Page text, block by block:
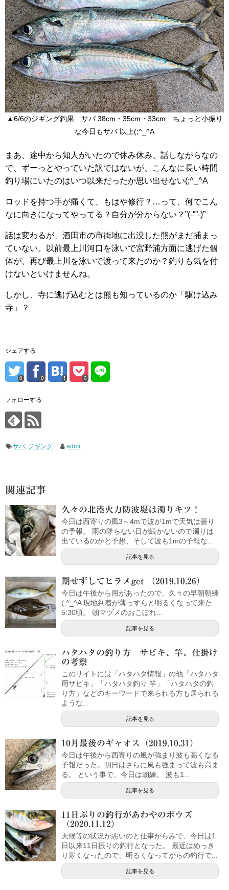
▲6/6のジギング釣果 サバ 38cm・35cm・33cm ちょっと小振り
な今日もサバ 以上(;^_^A
まあ、途中から知人がいたので休み休み、話しながらなの
で、ずーっとやっていた訳ではないが、こんなに長い時間
釣り場にいたのはいつ以来だったか思い出せない(;^_^A
ロッドを持つ手が痛くて、もはや修行？…って、何でこん
なに向きになってやってる？自分が分からない？”(-“”-)”
話は変わるが、酒田市の市街地に出没した熊がまだ捕まっ
ていない。以前最上川河口を泳いで宮野浦方面に逃げた個
体が、再び最上川を泳いで渡って来たのか？釣りも気を付
けないといけませんね。
しかし、寺に逃げ込むとは熊も知っているのか「駆け込み
寺」？
シェアする
0 0 0
フォローする
サバ, ジギング admi
関連記事
久々の北港火力防波堤は濁りキツ！
今日は西寄りの風3～4mで波が1mで天気は曇り
の予報。 雨の降らない日が続かないので濁りは
出ているのかと予想、そして波も1mの予報な...
記事を見る
期せずしてヒラメget （2019.10.26）
今日は午後から用があったので、久々の早朝朝練
(;^_^A 現地到着が薄っすらと明るくなって来た
5:30頃。 朝マヅメのおこぼれ...
記事を見る
ハタハタの釣り方 サビキ、竿、仕掛け
の考察
このサイトには「ハタハタ情報」の他「ハタハタ
用サビキ」「ハタハタ釣り 竿」「ハタハタの釣
り方」などのキーワードで来られる方も居られる
ような...
記事を見る
10月最後のギャオス（2019.10.31）
今日は午後から西寄りの風が強まり波も高くなる
予報だった。明日はさらに風も強まって波も高ま
る。 という事で、今日は朝練。 波も1...
記事を見る
11日ぶりの釣行があわやのボウズ
（2020.11.12）
天候等の状況が悪いのと仕事がらみで、今日は1
日以来11日振りの釣行となった。 最近はめっき
り寒くなったので、明るくなってからの釣行で...
記事を見る